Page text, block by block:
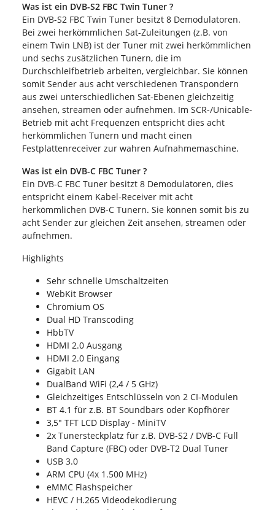
Was ist ein DVB-S2 FBC Twin Tuner ?
Ein DVB-S2 FBC Twin Tuner besitzt 8 Demodulatoren.
Bei zwei herkömmlichen Sat-Zuleitungen (z.B. von
einem Twin LNB) ist der Tuner mit zwei herkömmlichen
und sechs zusätzlichen Tunern, die im
Durchschleifbetrieb arbeiten, vergleichbar. Sie können
somit Sender aus acht verschiedenen Transpondern
aus zwei unterschiedlichen Sat-Ebenen gleichzeitig
ansehen, streamen oder aufnehmen. Im SCR-/Unicable-
Betrieb mit acht Frequenzen entspricht dies acht
herkömmlichen Tunern und macht einen
Festplattenreceiver zur wahren Aufnahmemaschine.
Was ist ein DVB-C FBC Tuner ?
Ein DVB-C FBC Tuner besitzt 8 Demodulatoren, dies
entspricht einem Kabel-Receiver mit acht
herkömmlichen DVB-C Tunern. Sie können somit bis zu
acht Sender zur gleichen Zeit ansehen, streamen oder
aufnehmen.
Highlights
Sehr schnelle Umschaltzeiten
WebKit Browser
Chromium OS
Dual HD Transcoding
HbbTV
HDMI 2.0 Ausgang
HDMI 2.0 Eingang
Gigabit LAN
DualBand WiFi (2,4 / 5 GHz)
Gleichzeitiges Entschlüsseln von 2 CI-Modulen
BT 4.1 für z.B. BT Soundbars oder Kopfhörer
3,5" TFT LCD Display - MiniTV
2x Tunersteckplatz für z.B. DVB-S2 / DVB-C Full
Band Capture (FBC) oder DVB-T2 Dual Tuner
USB 3.0
ARM CPU (4x 1.500 MHz)
eMMC Flashspeicher
HEVC / H.265 Videodekodierung